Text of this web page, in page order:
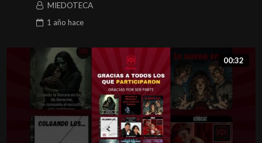
MIEDOTECA
1 año hace
00:32